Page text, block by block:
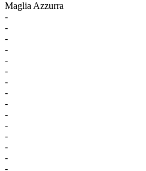
Maglia Azzurra
-
-
-
-
-
-
-
-
-
-
-
-
-
-
-